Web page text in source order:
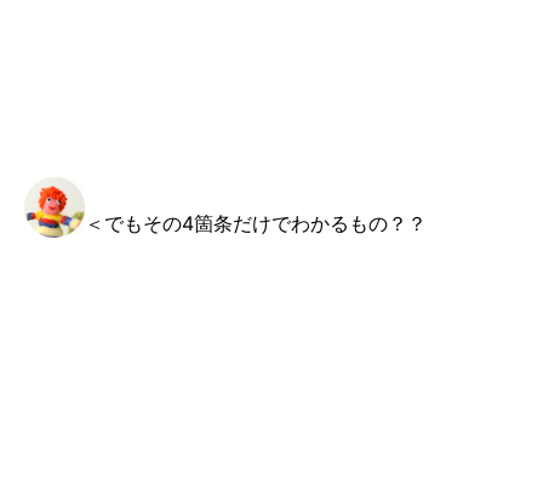
＜でもその4箇条だけでわかるもの？？